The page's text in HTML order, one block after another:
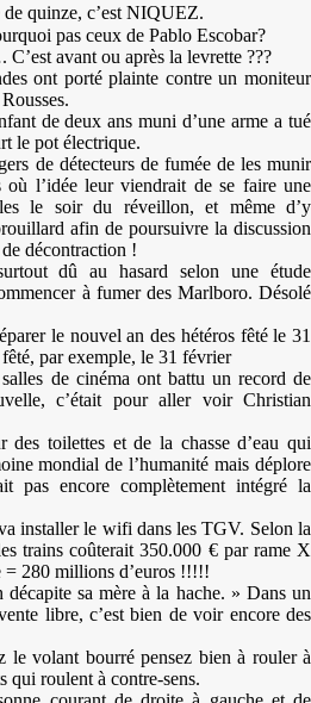
quinze, c’est NIQUEZ.
pas ceux de Pablo Escobar?
avant ou après la levrette ???
ont porté plainte contre un moniteur
de deux ans muni d’une arme a tué
le pot électrique.
de détecteurs de fumée de les munir
où l’idée leur viendrait de se faire une
le soir du réveillon, et même d’y
afin de poursuivre la discussion
décontraction !
dû au hasard selon une étude
à fumer des Marlboro. Désolé
le nouvel an des hétéros fêté le 31
par exemple, le 31 février
de cinéma ont battu un record de
c’était pour aller voir Christian
toilettes et de la chasse d’eau qui
mondial de l’humanité mais déplore
pas encore complètement intégré la
installer le wifi dans les TGV. Selon la
trains coûterait 350.000 € par rame X
= 280 millions d’euros !!!!!
sa mère à la hache. » Dans un
libre, c’est bien de voir encore des
le volant bourré pensez bien à rouler à
qui roulent à contre-sens.